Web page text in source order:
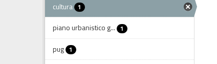
cultura 1
piano urbanistico g... 1
pug 1